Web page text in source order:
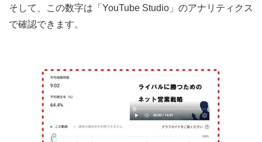
そして、この数字は「YouTube Studio」のアナリティクス
で確認できます。